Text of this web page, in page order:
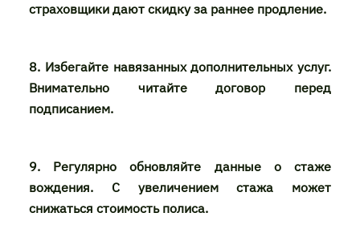
страховщики дают скидку за раннее продление.
8. Избегайте навязанных дополнительных услуг.
Внимательно читайте договор перед
подписанием.
9. Регулярно обновляйте данные о стаже
вождения. С увеличением стажа может
снижаться стоимость полиса.